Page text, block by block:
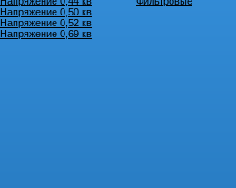
Напряжение 0,50 кв
Напряжение 0,52 кв
Напряжение 0,69 кв